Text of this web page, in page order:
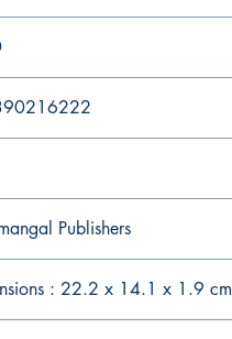
Publishers
: 22.2 x 14.1 x 1.9 cm